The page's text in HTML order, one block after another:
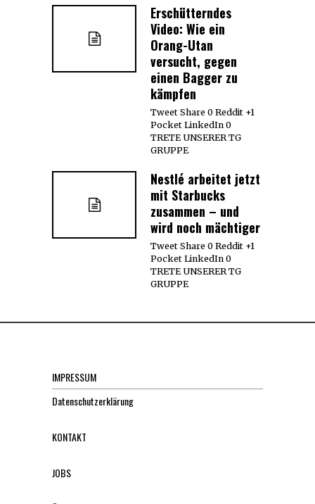
Erschütterndes
Video: Wie ein
Orang-Utan
versucht, gegen
einen Bagger zu
kämpfen
Tweet Share 0 Reddit +1
Pocket LinkedIn 0
TRETE UNSERER TG
GRUPPE
Nestlé arbeitet jetzt
mit Starbucks
zusammen – und
wird noch mächtiger
Tweet Share 0 Reddit +1
Pocket LinkedIn 0
TRETE UNSERER TG
GRUPPE
IMPRESSUM
Datenschutzerklärung
KONTAKT
JOBS